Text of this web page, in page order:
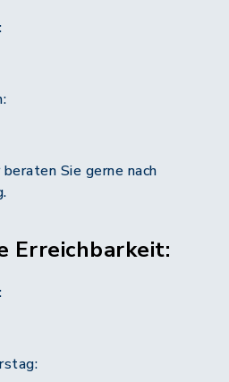
Sie gerne nach
Erreichbarkeit: